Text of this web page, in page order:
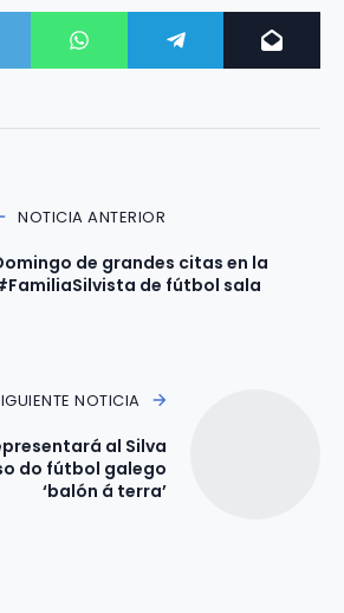
NOTICIA ANTERIOR
de grandes citas en la
de fútbol sala
NOTICIA
al Silva
do fútbol galego
‘balón á terra’